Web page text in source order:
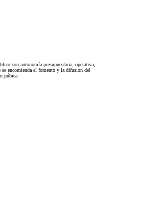
con autonomía presupuestaria, operativa,
encomienda el fomento y la difusión del
púbica.